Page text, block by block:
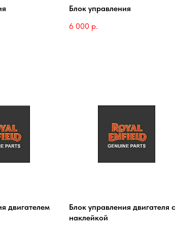
Блок управления
6 000 р.
двигателем
Блок управления двигателя с
наклейкой